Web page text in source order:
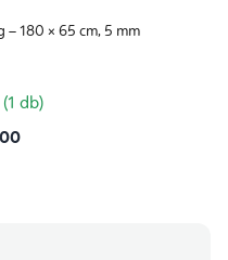
– 180 × 65 cm, 5 mm
(1 db)